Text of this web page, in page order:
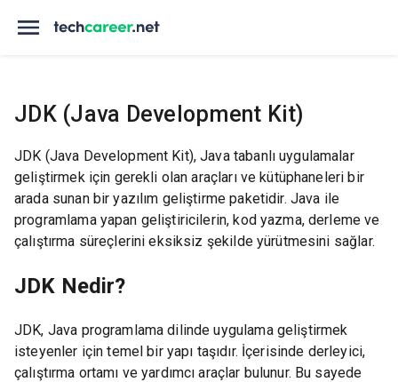
JDK (Java Development Kit)
JDK (Java Development Kit), Java tabanlı uygulamalar
geliştirmek için gerekli olan araçları ve kütüphaneleri bir
arada sunan bir yazılım geliştirme paketidir. Java ile
programlama yapan geliştiricilerin, kod yazma, derleme ve
çalıştırma süreçlerini eksiksiz şekilde yürütmesini sağlar.
JDK Nedir?
JDK, Java programlama dilinde uygulama geliştirmek
isteyenler için temel bir yapı taşıdır. İçerisinde derleyici,
çalıştırma ortamı ve yardımcı araçlar bulunur. Bu sayede